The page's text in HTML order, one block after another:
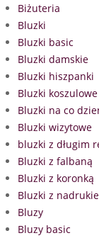
Biżuteria
Bluzki
Bluzki basic
Bluzki damskie
Bluzki hiszpanki
Bluzki koszulowe
Bluzki na co
Bluzki wizytowe
bluzki z długim
Bluzki z falbaną
Bluzki z koronką
Bluzki z
Bluzy
Bluzy basic